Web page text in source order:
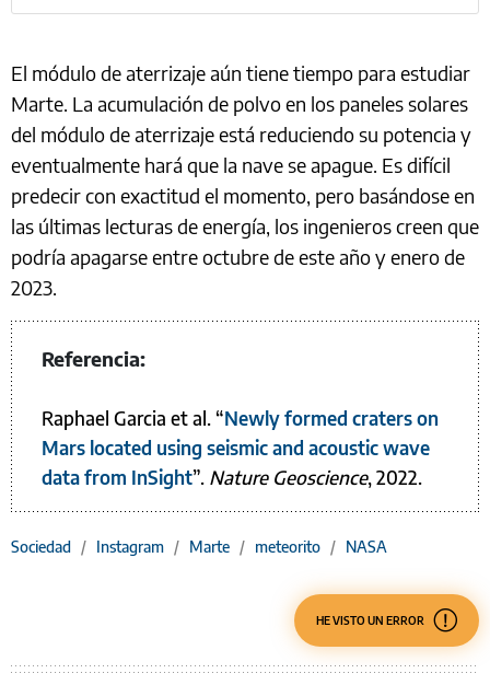
El módulo de aterrizaje aún tiene tiempo para estudiar
Marte. La acumulación de polvo en los paneles solares
del módulo de aterrizaje está reduciendo su potencia y
eventualmente hará que la nave se apague. Es difícil
predecir con exactitud el momento, pero basándose en
las últimas lecturas de energía, los ingenieros creen que
podría apagarse entre octubre de este año y enero de
2023.
Referencia:
Raphael Garcia et al. “Newly formed craters on
Mars located using seismic and acoustic wave
data from InSight”. Nature Geoscience, 2022.
Sociedad / Instagram / Marte / meteorito / NASA
HE VISTO UN ERROR